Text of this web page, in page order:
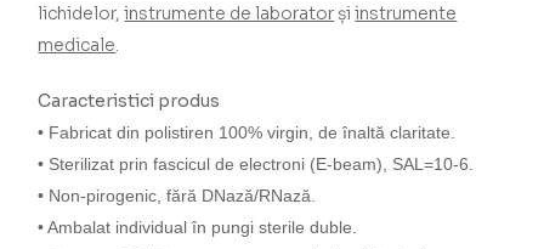
lichidelor,instrumente de laborator șiinstrumente
medicale.
Caracteristici produs
• Fabricat din polistiren 100% virgin, de înaltă claritate.
• Sterilizat prin fascicul de electroni (E-beam), SAL=10-6
• Non-pirogenic, fără DNază/RNază.
• Ambalat individual în pungi sterile duble.